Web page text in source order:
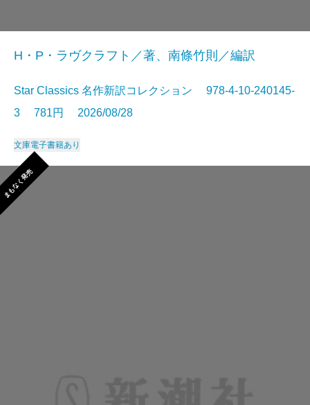
H・P・ラヴクラフト／著、南條竹則／編訳
Star Classics 名作新訳コレクション 978-4-10-240145-
3 781円 2026/08/28
文庫電子書籍あり
まもなく発売